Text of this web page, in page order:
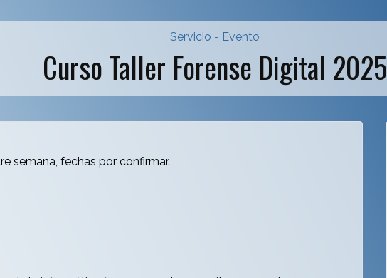
Servicio - Evento
Curso Taller Forense Digital 2025
semana, fechas por confirmar.